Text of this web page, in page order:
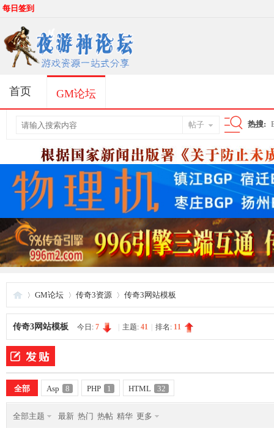
每日签到
首页 GM论坛
帖子
索
热搜:
夜 »
GM论坛 传奇3资源 传奇3网站模板
传奇3网站模板 今日: 7 主题: 41 排名: 11
全部 Asp 8 PHP 1 HTML 32
全部主题 最新 热门 热帖 精华 更多